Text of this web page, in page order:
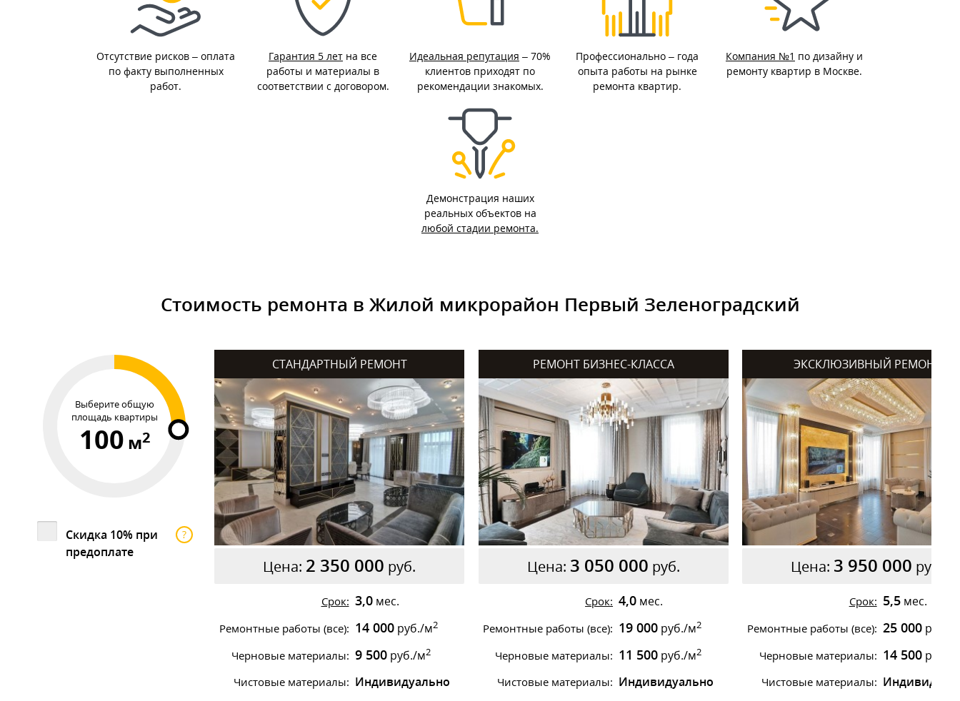
Отсутствие рисков – оплата
по факту выполненных
работ.
Гарантия 5 лет на все
работы и материалы в
соответствии с договором.
Идеальная репутация – 70%
клиентов приходят по
рекомендации знакомых.
Профессионально – года
опыта работы на рынке
ремонта квартир.
Компания №1 по дизайну и
ремонту квартир в Москве.
Демонстрация наших
реальных объектов на
любой стадии ремонта.
Стоимость ремонта в Жилой микрорайон Первый Зеленоградский
Выберите общую
площадь квартиры
100 м2
Скидка 10% при
предоплате
?
СТАНДАРТНЫЙ РЕМОНТ
Цена: 2 350 000 руб.
Срок: 3,0мес.
Ремонтные работы (все): 14 000руб./м2
Черновые материалы: 9 500руб./м2
Чистовые материалы: Индивидуально
РЕМОНТ БИЗНЕС-КЛАССА
Цена: 3 050 000 руб.
Срок: 4,0 мес.
Ремонтные работы (все): 19 000 руб./м2
Черновые материалы: 11 500 руб./м2
Чистовые материалы: Индивидуально
ЭКСКЛЮЗИВНЫЙ РЕМОНТ
Цена: 3 950 000 руб.
Срок: 5,5мес.
Ремонтные работы (все): 25 000руб./м
Черновые материалы: 14 500руб./м
Чистовые материалы: